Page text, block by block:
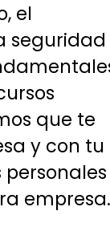
el
seguridad
que te
y con tu
empresa.